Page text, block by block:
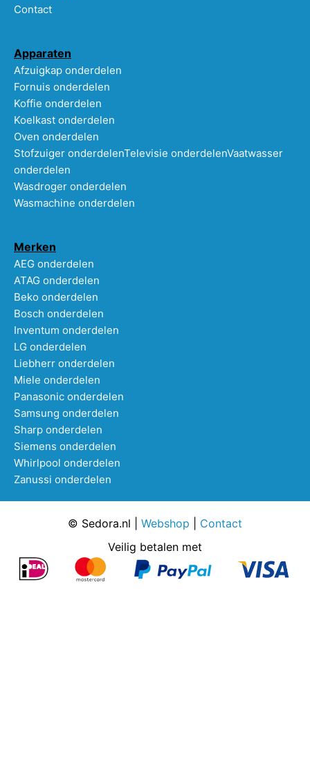
Contact
Apparaten
Afzuigkap onderdelen
Fornuis onderdelen
Koffie onderdelen
Koelkast onderdelen
Oven onderdelen
Stofzuiger onderdelenTelevisie onderdelenVaatwasser
onderdelen
Wasdroger onderdelen
Wasmachine onderdelen
Merken
AEG onderdelen
ATAG onderdelen
Beko onderdelen
Bosch onderdelen
Inventum onderdelen
LG onderdelen
Liebherr onderdelen
Miele onderdelen
Panasonic onderdelen
Samsung onderdelen
Sharp onderdelen
Siemens onderdelen
Whirlpool onderdelen
Zanussi onderdelen
© Sedora.nl | Webshop
Contact
Veilig betalen met